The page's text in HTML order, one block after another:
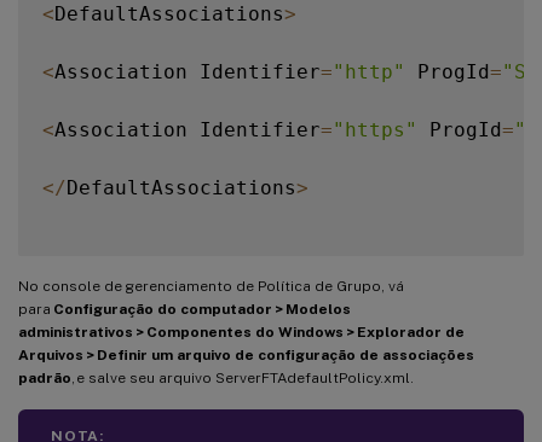
<DefaultAssociations>
<Association Identifier="http" ProgId=
<Association Identifier="https" ProgId=
</DefaultAssociations>
No console de gerenciamento de Política de Grupo, vá
para Configuração do computador > Modelos
administrativos > Componentes do Windows > Explorador de
Arquivos > Definir um arquivo de configuração de associações
padrão , e salve seu arquivo ServerFTAdefaultPolicy.xml.
NOTA: